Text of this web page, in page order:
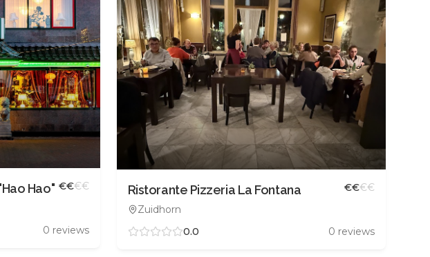
Hao" €€€€
0 reviews
Ristorante Pizzeria La Fontana
Zuidhorn
€€€€
0.0 0 reviews